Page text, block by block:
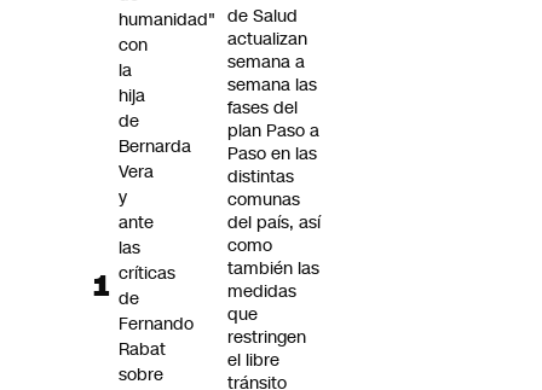
de Salud
actualizan
semana a
semana las
fases del
plan Paso a
Paso en las
distintas
comunas
del país, así
como
también las
medidas
que
restringen
el libre
tránsito
humanidad"
con
la
hija
de
Bernarda
Vera
y
ante
las
críticas
de
Fernando
Rabat
sobre